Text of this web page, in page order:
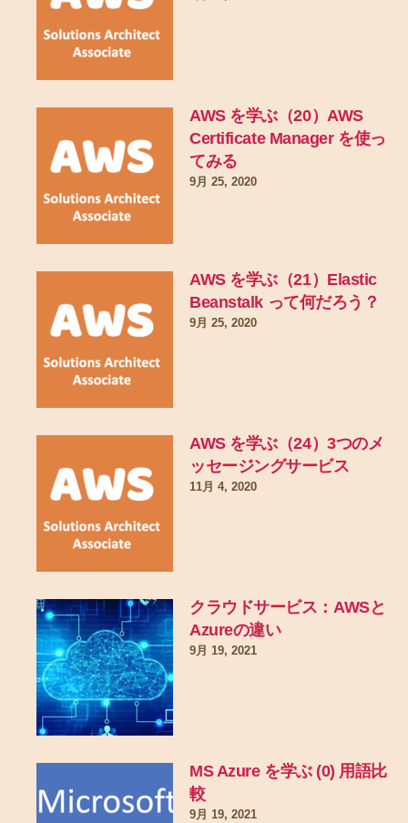
AWS を学ぶ（20）AWS
Certificate Manager を使っ
てみる
9月 25, 2020
AWS を学ぶ（21）Elastic
Beanstalk って何だろう？
9月 25, 2020
AWS を学ぶ（24）3つのメ
ッセージングサービス
11月 4, 2020
クラウドサービス：AWSと
Azureの違い
9月 19, 2021
MS Azure を学ぶ (0) 用語比
較
9月 19, 2021